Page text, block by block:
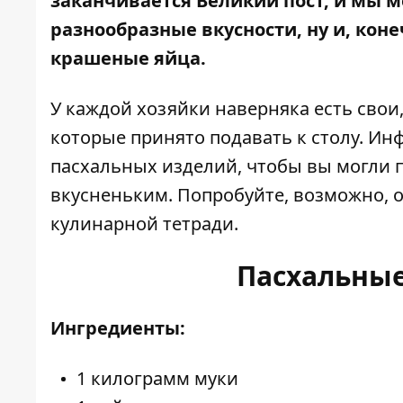
разнообразные вкусности, ну и,
крашеные яйца.
У каждой хозяйки наверняка есть
которые принято подавать к столу.
пасхальных изделий, чтобы вы
вкусненьким. Попробуйте,
кулинарной тетради.
Ингредиенты:
1 килограмм муки